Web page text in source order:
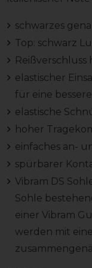
schwarzes
Top: schwarz
Reißverschluss
elastischer
für eine
elastische
hoher
einfaches an-
spürbarer
Vibram DS
Sohle
einer Vibram
werden mit